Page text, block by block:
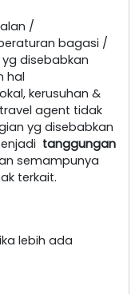
/
bagasi /
disebabkan
hal
kerusuhan &
agent tidak
yg disebabkan
tanggungan
semampunya
terkait.
lebih ada